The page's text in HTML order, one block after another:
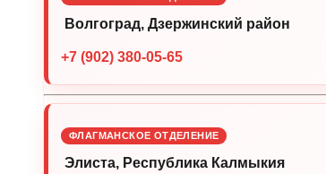
Волгоград, Дзержинский район
+7 (902) 380-05-65
ФЛАГМАНСКОЕ ОТДЕЛЕНИЕ
Элиста, Республика Калмыкия